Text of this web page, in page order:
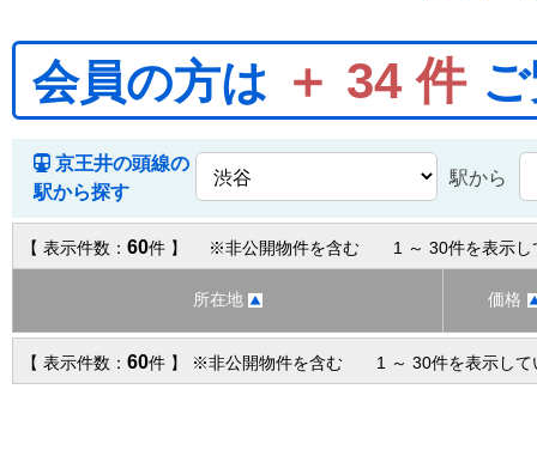
会員の方は ＋ 34 件
京王井の頭線の
駅から探す
駅から
【 表示件数： 60件 】 ※非公開物件を含む 1 ～ 30件を表示し
所在地 価格
【 表示件数： 60件 】 ※非公開物件を含む 1 ～ 30件を表示して